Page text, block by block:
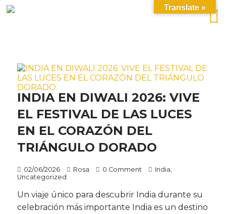
INDIA EN DIWALI 2026: VIVE
EL FESTIVAL DE LAS LUCES
EN EL CORAZÓN DEL
TRIÁNGULO DORADO
02/06/2026 Rosa 0 Comment India
Uncategorized
Un viaje único para descubrir India durante su
celebración más importante India es un destino
Translate »